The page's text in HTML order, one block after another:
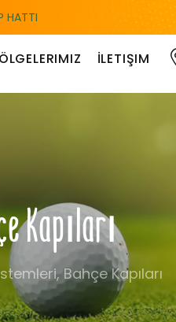
HATTI
İLETIŞIM
Kapıları
Bahçe Kapıları